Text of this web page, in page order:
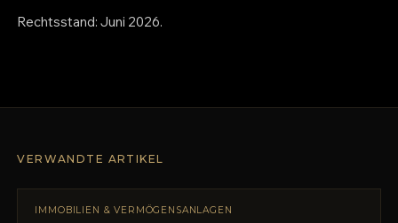
Rechtsstand: Juni 2026.
VERWANDTE ARTIKEL
IMMOBILIEN & VERMÖGENSANLAGEN